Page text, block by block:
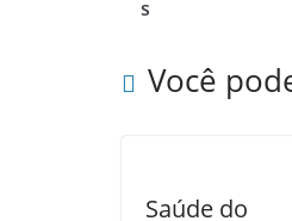
s
Você
Saúde do